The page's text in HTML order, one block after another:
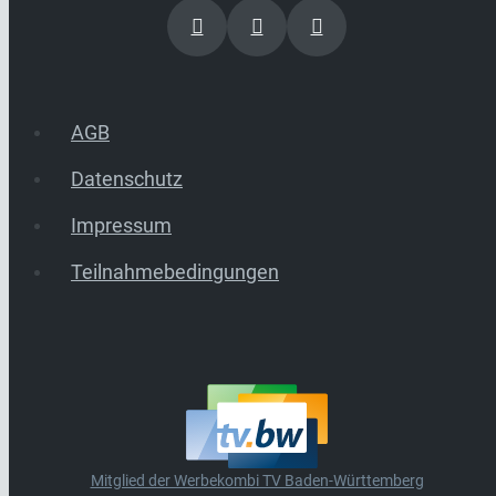
AGB
Datenschutz
Impressum
Teilnahmebedingungen
Mitglied der Werbekombi TV Baden-Württemberg